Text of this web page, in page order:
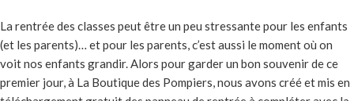
La rentrée des classes peut être un peu stressante pour les enfants
(et les parents)… et pour les parents, c’est aussi le moment où on
voit nos enfants grandir. Alors pour garder un bon souvenir de ce
premier jour, à La Boutique des Pompiers, nous avons créé et mis en